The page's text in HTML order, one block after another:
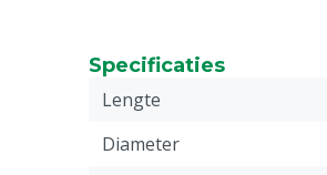
Specificaties
Lengte
Diameter